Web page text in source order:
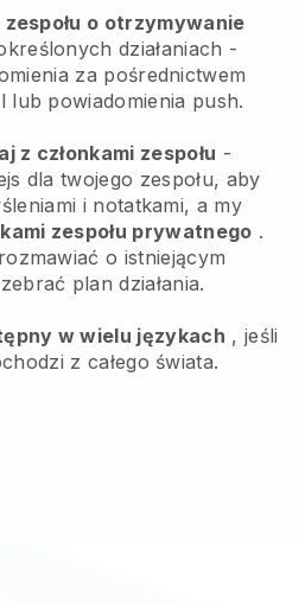
zespołu o otrzymywanie
działaniach -
za pośrednictwem
lub powiadomienia push.
z członkami zespołu -
dla twojego zespołu, aby
i notatkami, a my
zespołu prywatnego .
o istniejącym
plan działania.
w wielu językach , jeśli
z całego świata.